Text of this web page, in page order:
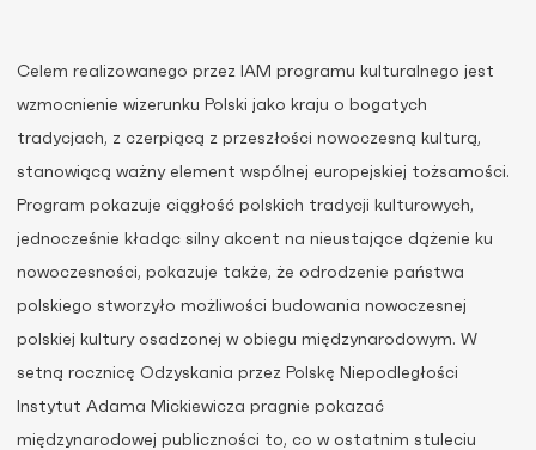
Celem realizowanego przez IAM programu kulturalnego jest
wzmocnienie wizerunku Polski jako kraju o bogatych
tradycjach, z czerpiącą z przeszłości nowoczesną kulturą,
stanowiącą ważny element wspólnej europejskiej tożsamości.
Program pokazuje ciągłość polskich tradycji kulturowych,
jednocześnie kładąc silny akcent na nieustające dążenie ku
nowoczesności, pokazuje także, że odrodzenie państwa
polskiego stworzyło możliwości budowania nowoczesnej
polskiej kultury osadzonej w obiegu międzynarodowym. W
setną rocznicę Odzyskania przez Polskę Niepodległości
Instytut Adama Mickiewicza pragnie pokazać
międzynarodowej publiczności to, co w ostatnim stuleciu